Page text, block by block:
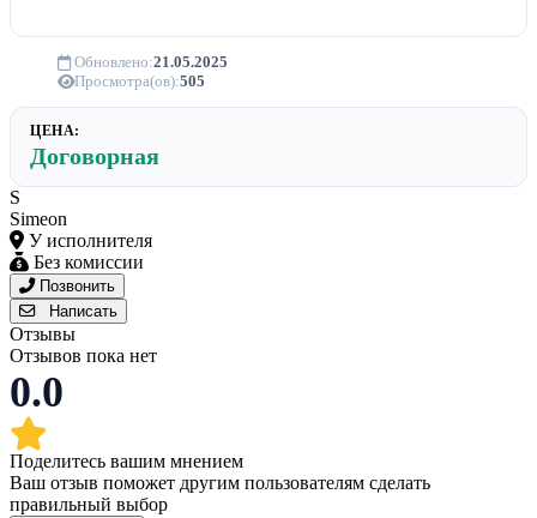
Обновлено:21.05.2025
Просмотра(ов):505
ЦЕНА:
Договорная
S
Simeon
У исполнителя
Без комиссии
Позвонить
Написать
Отзывы
Отзывов пока нет
0.0
Поделитесь вашим мнением
Ваш отзыв поможет другим пользователям сделать
правильный выбор